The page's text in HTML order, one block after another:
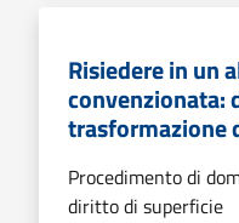
Risiedere in un
convenzionata:
trasformazione
Procedimento di
diritto di superficie